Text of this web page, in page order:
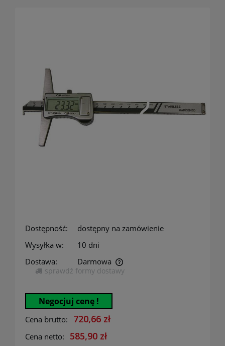
Dostępność:
dostępny na zamówienie
Wysyłka w:
10 dni
Dostawa:
Darmowa
Cena nie zawiera ewentualnych kosztów płatności
sprawdź formy dostawy
Negocjuj cenę !
Cena brutto: 720,66 zł
Cena netto: 585,90 zł